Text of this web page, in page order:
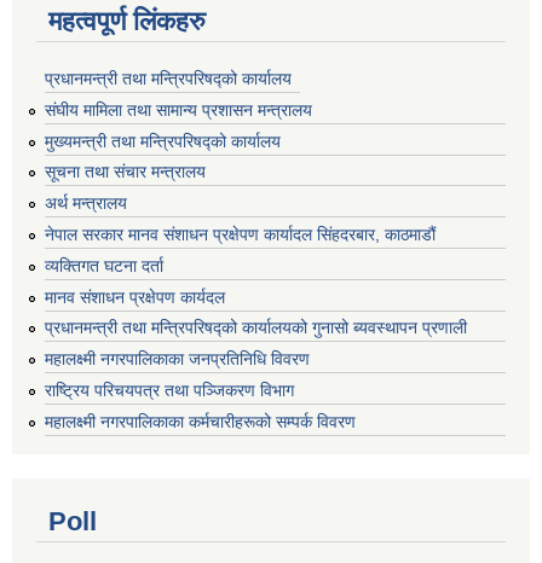
महत्वपूर्ण लिंकहरु
प्रधानमन्त्री तथा मन्त्रिपरिषद्को कार्यालय
संघीय मामिला तथा सामान्य प्रशासन मन्त्रालय
मुख्यमन्त्री तथा मन्त्रिपरिषद्को कार्यालय
सूचना तथा संचार मन्त्रालय
अर्थ मन्त्रालय
नेपाल सरकार मानव संशाधन प्रक्षेपण कार्यादल सिंहदरबार, काठमाडौं
व्यक्तिगत घटना दर्ता
मानव संशाधन प्रक्षेपण कार्यदल
प्रधानमन्त्री तथा मन्त्रिपरिषद्को कार्यालयको गुनासो ब्यवस्थापन प्रणाली
महालक्ष्मी नगरपालिकाका जनप्रतिनिधि विवरण
राष्ट्रिय परिचयपत्र तथा पञ्जिकरण विभाग
महालक्ष्मी नगरपालिकाका कर्मचारीहरूको सम्पर्क विवरण
Poll